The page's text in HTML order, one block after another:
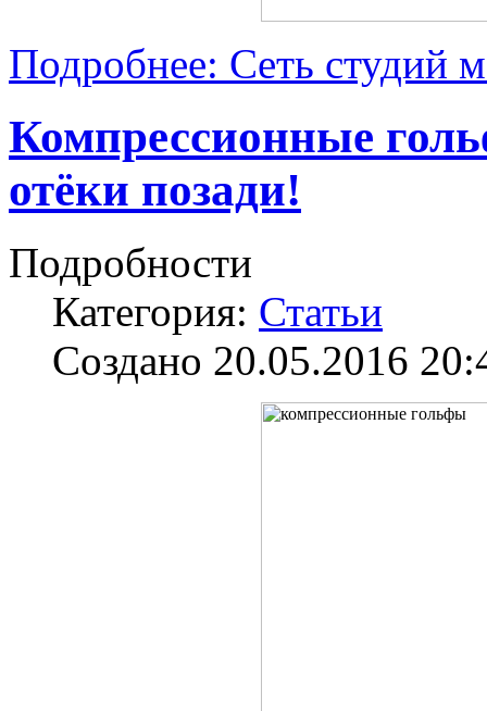
Подробнее: Сеть студий
Компрессионные
отёки позади!
Подробности
Категория: Статьи
Создано 20.05.2016